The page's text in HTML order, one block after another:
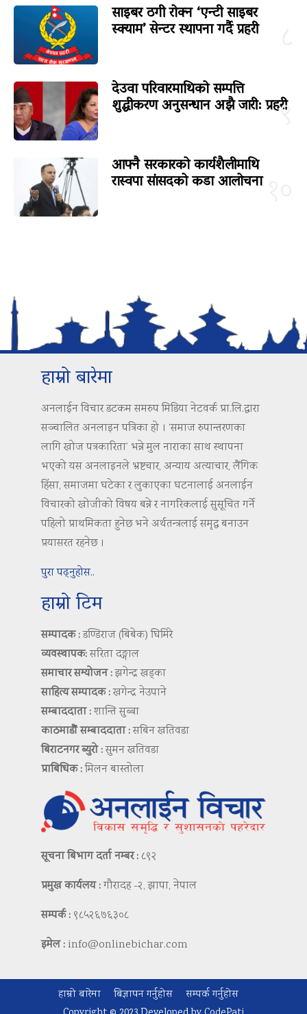
साइबर ठगी रोक्न ‘एन्टी साइबर
स्क्याम’ सेन्टर स्थापना गर्दै प्रहरी
९
देउवा परिवारमाथिको सम्पत्ति
शुद्धीकरण अनुसन्धान अझै जारी: प्रहरी
आफ्नै सरकारको कार्यशैलीमाथि
रास्वपा सांसदको कडा आलोचना
हाम्रो बारेमा
अनलाईन विचार डटकम समरुप मिडिया नेटवर्क प्रा.लि.द्वारा
सञ्चालित अनलाइन पत्रिका हो । ‘समाज रुपान्तरणका
लागि खोज पत्रकारिता’ भन्ने मुल नाराका साथ स्थापना
भएको यस अनलाइनले भ्रष्टचार, अन्याय अत्याचार, लैंगिक
हिंसा, समाजमा घटेका र लुकाएका घटनालाई अनलाईन
विचारको खोजीको विषय बन्ने र नागरिकलाई सुसूचित गर्ने
पहिलो प्राथमिकता हुनेछ भने अर्थतन्त्रलाई समृद्ध बनाउन
प्रयासरत रहनेछ ।
पुरा पढ्नुहोस..
हाम्रो टिम
सम्पादक :डण्डिराज (बिबेक) घिमिरे
व्यवस्थापक:सरिता दङ्गाल
समाचार सम्योजन :झगेन्द्र खड्का
साहित्य सम्पादक :खगेन्द्र नेउपाने
सम्बाददाता :शान्ति सुब्बा
काठमाडौं सम्बाददाता :सबिन खतिवडा
बिराटनगर ब्युरो :सुमन खतिवडा
प्राबिधिक :मिलन बास्तोला
सूचना बिभाग दर्ता नम्बर : ८९२
प्रमुख कार्यलय :गौरादह -२, झापा, नेपाल
सम्पर्क : ९८५२६७६३०८
इमेल : info@onlinebichar.com
हाम्रो बारेमा बिज्ञापन गर्नुहोस
सम्पर्क गर्नुहोस